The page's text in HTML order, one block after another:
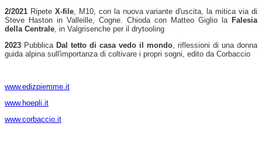
2/2021 Ripete X-file, M10, con la nuova variante d'uscita, la mitica via di
Steve Haston in Valleille, Cogne. Chioda con Matteo Giglio la Falesia
della Centrale , in Valgrisenche per il drytooling
2023 Pubblica Dal tetto di casa vedo il mondo , riflessioni di una donna
guida alpina sull'importanza di coltivare i propri sogni, edito da Corbaccio
www.edizpiemme.it
www.hoepli.it
www.corbaccio.it